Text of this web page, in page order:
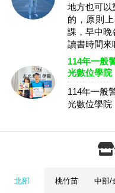
地方也可以
的，原則
課，早中晚
讀書時間來
114年一般
光數位學院
114年一般
光數位學院
北部 桃竹苗 中部/